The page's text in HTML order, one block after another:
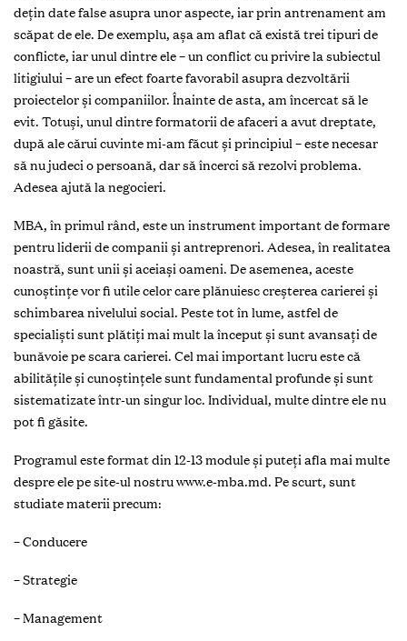
deţin date false asupra unor aspecte, iar prin antrenament am
scăpat de ele. De exemplu, așa am aflat că există trei tipuri de
conflicte, iar unul dintre ele – un conflict cu privire la subiectul
litigiului – are un efect foarte favorabil asupra dezvoltării
proiectelor și companiilor. Înainte de asta, am încercat să le
evit. Totuși, unul dintre formatorii de afaceri a avut dreptate,
după ale cărui cuvinte mi-am făcut și principiul – este necesar
să nu judeci o persoană, dar să încerci să rezolvi problema.
Adesea ajută la negocieri.
MBA, în primul rând, este un instrument important de formare
pentru liderii de companii și antreprenori. Adesea, în realitatea
noastră, sunt unii și aceiași oameni. De asemenea, aceste
cunoștinţe vor fi utile celor care plănuiesc creșterea carierei și
schimbarea nivelului social. Peste tot în lume, astfel de
specialiști sunt plătiţi mai mult la început și sunt avansaţi de
bunăvoie pe scara carierei. Cel mai important lucru este că
abilităţile și cunoștinţele sunt fundamental profunde și sunt
sistematizate într-un singur loc. Individual, multe dintre ele nu
pot fi găsite.
Programul este format din 12-13 module și puteţi afla mai multe
despre ele pe site-ul nostru www.e-mba.md. Pe scurt, sunt
studiate materii precum:
– Conducere
– Strategie
– Management